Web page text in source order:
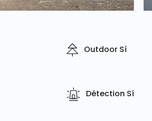
Outdoor Sí
Détection Sí